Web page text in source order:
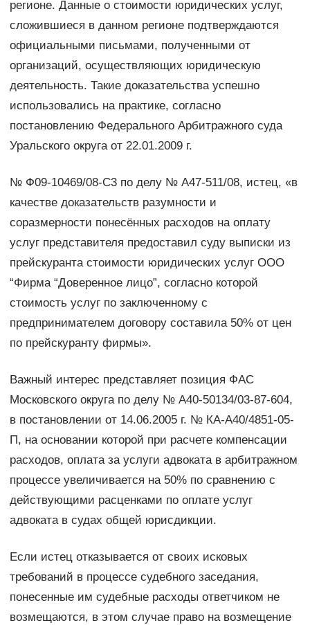
регионе. Данные о стоимости юридических услуг,
сложившиеся в данном регионе подтверждаются
официальными письмами, полученными от
организаций, осуществляющих юридическую
деятельность. Такие доказательства успешно
использовались на практике, согласно
постановлению Федерального Арбитражного суда
Уральского округа от 22.01.2009 г.
№ Ф09-10469/08-С3 по делу № А47-511/08, истец, «в
качестве доказательств разумности и
соразмерности понесённых расходов на оплату
услуг представителя предоставил суду выписки из
прейскуранта стоимости юридических услуг ООО
“Фирма “Доверенное лицо”, согласно которой
стоимость услуг по заключенному с
предпринимателем договору составила 50% от цен
по прейскуранту фирмы».
Важный интерес представляет позиция ФАС
Московского округа по делу № А40-50134/03-87-604,
в постановлении от 14.06.2005 г. № КА-А40/4851-05-
П, на основании которой при расчете компенсации
расходов, оплата за услуги адвоката в арбитражном
процессе увеличивается на 50% по сравнению с
действующими расценками по оплате услуг
адвоката в судах общей юрисдикции.
Если истец отказывается от своих исковых
требований в процессе судебного заседания,
понесенные им судебные расходы ответчиком не
возмещаются, в этом случае право на возмещение